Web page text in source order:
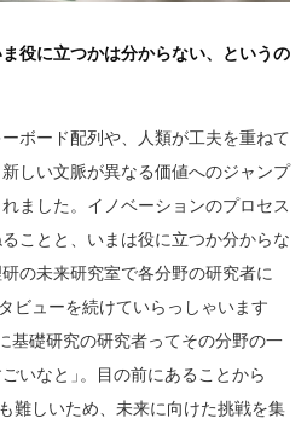
役に立つかは分からない、というの
ボード配列や、人類が工夫を重ねて
しい文脈が異なる価値へのジャンプ
ました。イノベーションのプロセス
ことと、いまは役に立つか分からな
の未来研究室で各分野の研究者に
ビューを続けていらっしゃいます
基礎研究の研究者ってその分野の一
いなと 」 。目の前にあることから
難しいため、未来に向けた挑戦を集